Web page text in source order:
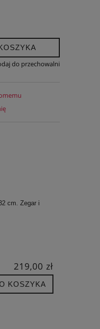
do przechowalni
cm. Zegar i
219,00 zł
KOSZYKA